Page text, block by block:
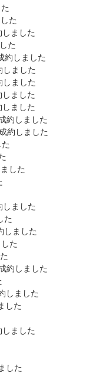
た
ました
た
約しました
ました
ました
ました
ました
約しました
約しました
した
ました
た
しました
た
約しました
しました
した
ました
した